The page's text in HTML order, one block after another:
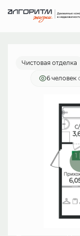
1-
от 18 139 руб./мес.
Чистовая отделка
6 человек